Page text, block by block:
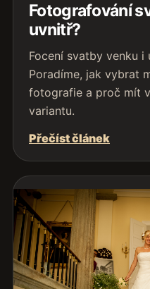
Fotografování
uvnitř?
Focení svatby venku i
Poradíme, jak vybrat
fotografie a proč mít
variantu.
Přečíst článek